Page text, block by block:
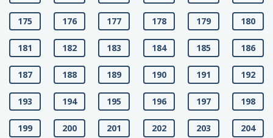
175 176 177 178 179 180
181 182 183 184 185 186
187 188 189 190 191 192
193 194 195 196 197 198
199 200 201 202 203 204